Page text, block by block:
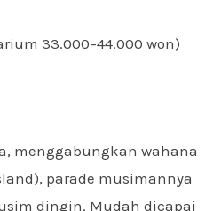
33.000–44.000 won)
menggabungkan wahana
parade musimannya
dingin. Mudah dicapai